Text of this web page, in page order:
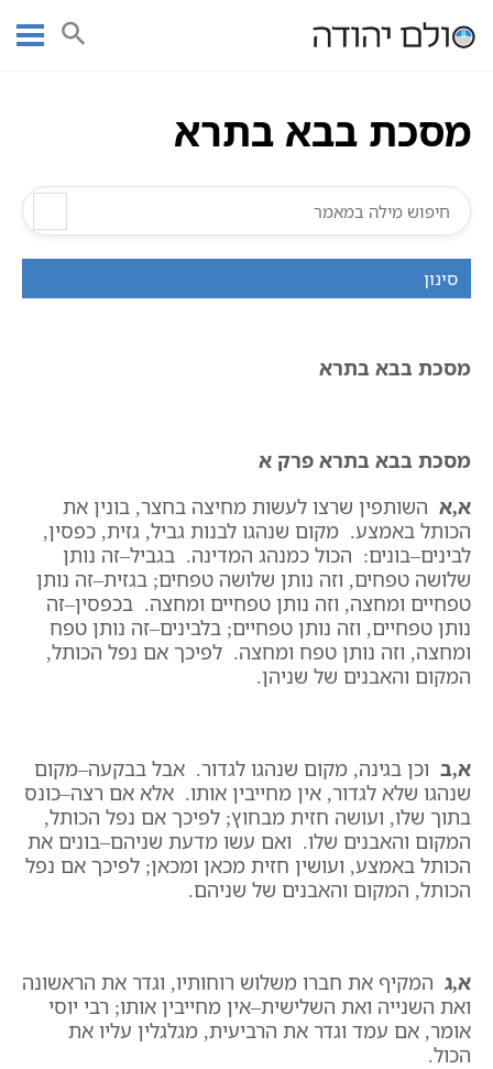
עמוד ראשי
סדר נזיקין
שישה סדרי משנה | אוצר הכתבים
מסכת בבא בתרא
מסכת בבא בתרא
מסכת בבא בתרא פרק א
א,א השותפין שרצו לעשות מחיצה בחצר, בונין את
הכותל באמצע. מקום שנהגו לבנות גביל, גזית, כפסין,
לבינים–בונים: הכול כמנהג המדינה. בגביל–זה נותן
שלושה טפחים, וזה נותן שלושה טפחים; בגזית–זה נותן
טפחיים ומחצה, וזה נותן טפחיים ומחצה. בכפסין–זה
נותן טפחיים, וזה נותן טפחיים; בלבינים–זה נותן טפח
ומחצה, וזה נותן טפח ומחצה. לפיכך אם נפל הכותל,
המקום והאבנים של שניהן.
א,ב וכן בגינה, מקום שנהגו לגדור. אבל בבקעה–מקום
שנהגו שלא לגדור, אין מחייבין אותו. אלא אם רצה–כונס
בתוך שלו, ועושה חזית מבחוץ; לפיכך אם נפל הכותל,
המקום והאבנים שלו. ואם עשו מדעת שניהם–בונים את
הכותל באמצע, ועושין חזית מכאן ומכאן; לפיכך אם נפל
הכותל, המקום והאבנים של שניהם.
א,ג המקיף את חברו משלוש רוחותיו, וגדר את הראשונה
ואת השנייה ואת השלישית–אין מחייבין אותו; רבי יוסי
אומר, אם עמד וגדר את הרביעית, מגלגלין עליו את
הכול.
סינון